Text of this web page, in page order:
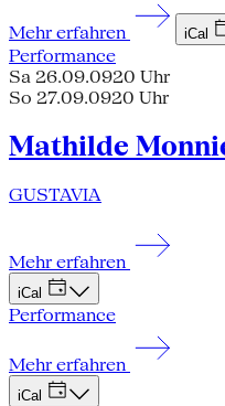
Mehr erfahren iCal
Performance
Sa 26.09.0920 Uhr
So 27.09.0920 Uhr
Mathilde
GUSTAVIA
Mehr erfahren
iCal
Performance
Mehr erfahren
iCal